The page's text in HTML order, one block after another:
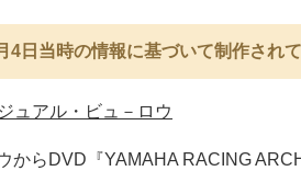
4日当時の情報に基づいて制作されて
ュアル・ビュ－ロウ
からDVD『YAMAHA RACING